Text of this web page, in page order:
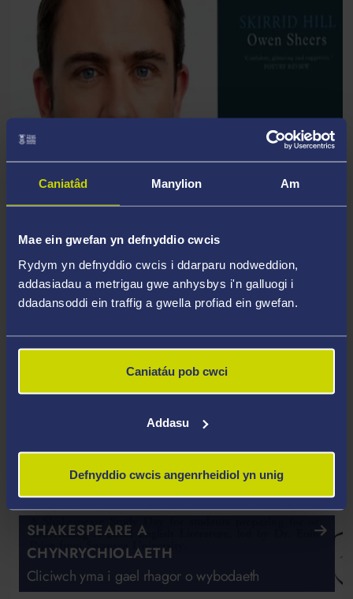
Caniatâd Manylion Am
Mae ein gwefan yn defnyddio cwcis
Rydym yn defnyddio cwcis i ddarparu nodweddion,
addasiadau a metrigau gwe anhysbys i'n galluogi i
ddadansoddi ein traffig a gwella profiad ein gwefan.
Caniatáu pob cwci
Addasu
Defnyddio cwcis angenrheidiol yn unig
DIGWYDDIAD AM SEAMUS HEANEY
Cliciwch yma i gael rhagor o wybodaeth
SHAKESPEARE A
CHYNRYCHIOLAETH
Cliciwch yma i gael rhagor o wybodaeth